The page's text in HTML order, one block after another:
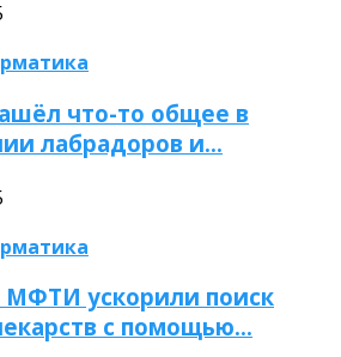
что-то общее в
лабрадоров и…
ускорили поиск
с помощью…